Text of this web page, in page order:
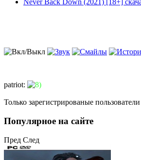
Never Back Down (2021) [18+]
patriot:
Только зарегистрированые
Популярное на сайте
Пред След